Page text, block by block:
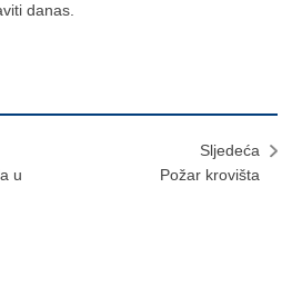
danas.
u
Sljedeća
Požar krovišta